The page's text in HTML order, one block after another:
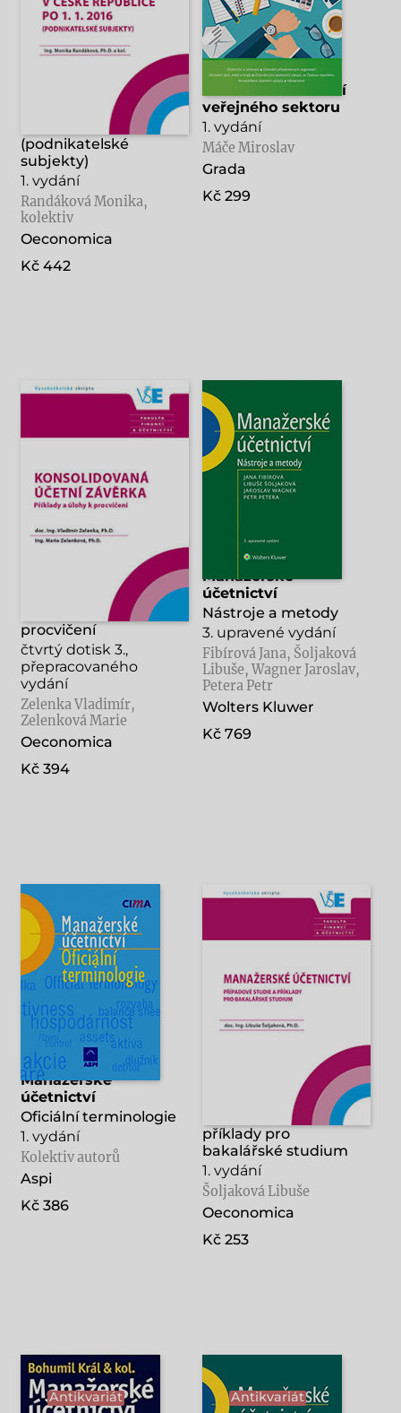
Finanční účetnictví v
České republice po 1.
(podnikatelské
subjekty)
1. vydání
Randáková Monika,
kolektiv
Oeconomica
Kč 442
Finanční účetnictví
veřejného sektoru
1. vydání
Máče Miroslav
Grada
Kč 299
Konsolidovaná účetní
Příklady a úlohy k
procvičení
čtvrtý dotisk 3.,
přepracovaného
vydání
Zelenka Vladimír,
Zelenková Marie
Oeconomica
Kč 394
Manažerské
účetnictví
Nástroje a metody
3. upravené vydání
Fibírová Jana, Šoljaková
Libuše, Wagner Jaroslav,
Petera Petr
Wolters Kluwer
Kč 769
Manažerské
účetnictví
Oficiální terminologie
1. vydání
Kolektiv autorů
Aspi
Kč 386
Případové studie a
příklady pro
bakalářské studium
1. vydání
Šoljaková Libuše
Oeconomica
Kč 253
Antikvariát Antikvariát